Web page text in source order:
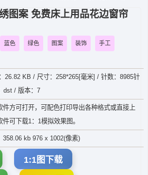
图案 免费床上用品花边窗帘
蓝色 绿色 图案 装饰 手工
26.82 KB / 尺寸：258*265[毫米] / 针数：8985针
dst / 版本：7
件方可打开，可配色打印导出各种格式或直接上
可下载1：1模拟效果图。
358.06 kb 976 x 1002(像素)
1:1图下载